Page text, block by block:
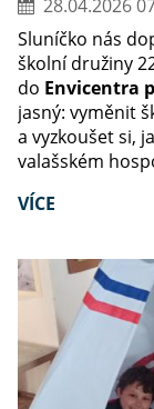
28.04.2026
Sluníčko nás
školní družiny
do Envicentra
jasný: vyměnit
a vyzkoušet si,
valašském
VÍCE